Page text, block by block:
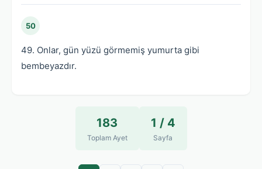
50
49. Onlar, gün yüzü görmemiş yumurta gibi
bembeyazdır.
183
Toplam Ayet
1 / 4
Sayfa